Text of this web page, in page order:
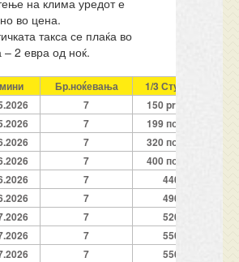
на клима уредот е
во цена.
такса се плаќа во
– 2 евра од ноќ.
Бр.ноќевања 1/3 Студио
7 150 promo
7
199 полно
7
320 полно
7
400 полно
7 440
7
490
7
520
7
550
7
550